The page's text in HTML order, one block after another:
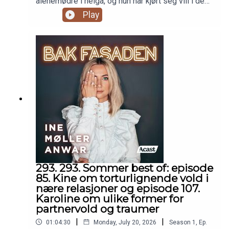
trengs.Takk for at du er med på å gi disse
historiene plass, og for at du fortsetter å lytte til
Fredrikstad. Hos TM legetjenester finner du også
onlinetimer på tmlegetjenester.no
svenske skoger.
Play
293. 293. Sommer best of: episode
85. Kine om torturlignende vold i
nære relasjoner og episode 107.
Karoline om ulike former for
partnervold og traumer
01:04:30 | Monday, July 20, 2026 | Season 1
Ep.